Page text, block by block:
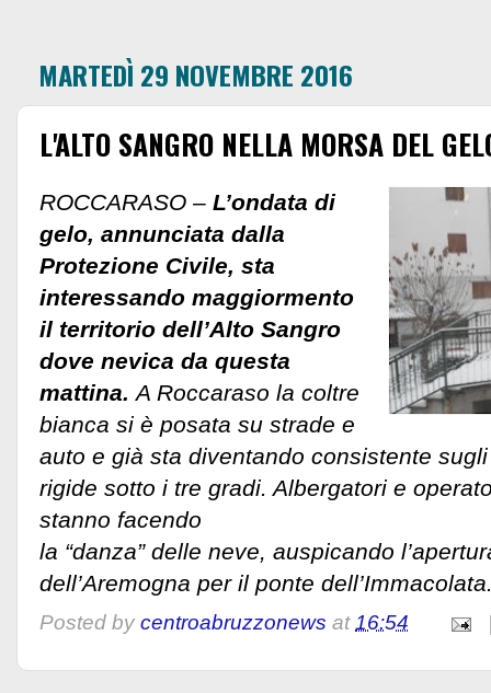
MARTEDÌ 29 NOVEMBRE 2016
L'ALTO SANGRO NELLA MORSA DEL
ROCCARASO – L’ondata di
gelo, annunciata dalla
Protezione Civile, sta
interessando maggiormento
il territorio dell’Alto Sangro
dove nevica da questa
mattina.A Roccaraso la coltre
bianca si è posata su strade e
auto e già sta diventando consistente
rigide sotto i tre gradi. Albergatori e
stanno facendo
la “danza” delle neve, auspicando
dell’Aremogna per il ponte
Posted by centroabruzzonews at16:54